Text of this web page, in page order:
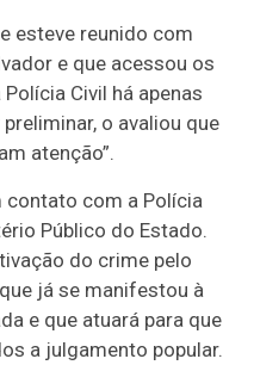
esteve reunido com
e que acessou os
Civil há apenas
o avaliou que
atenção”.
contato com a Polícia
Público do Estado.
do crime pelo
já se manifestou à
e que atuará para que
a julgamento popular.